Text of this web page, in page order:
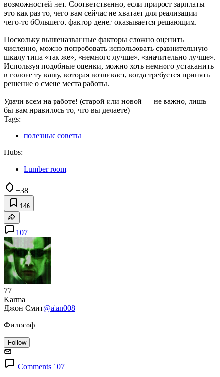
возможностей нет. Соответственно, если прирост зарплаты —
это как раз то, чего вам сейчас не хватает для реализации
чего-то бОльшего, фактор денег оказывается решающим.
Поскольку вышеназванные факторы сложно оценить
численно, можно попробовать использовать сравнительную
шкалу типа «так же», «немного лучше», «значительно лучше».
Используя подобные оценки, можно хоть немного устаканить
в голове ту кашу, которая возникает, когда требуется принять
решение о смене места работы.
Удачи всем на работе! (старой или новой — не важно, лишь
бы вам нравилось то, что вы делаете)
Tags:
полезные советы
Hubs:
Lumber room
+38
146
107
77
Karma
Джон Смит@alan008
Философ
Follow
Comments 107